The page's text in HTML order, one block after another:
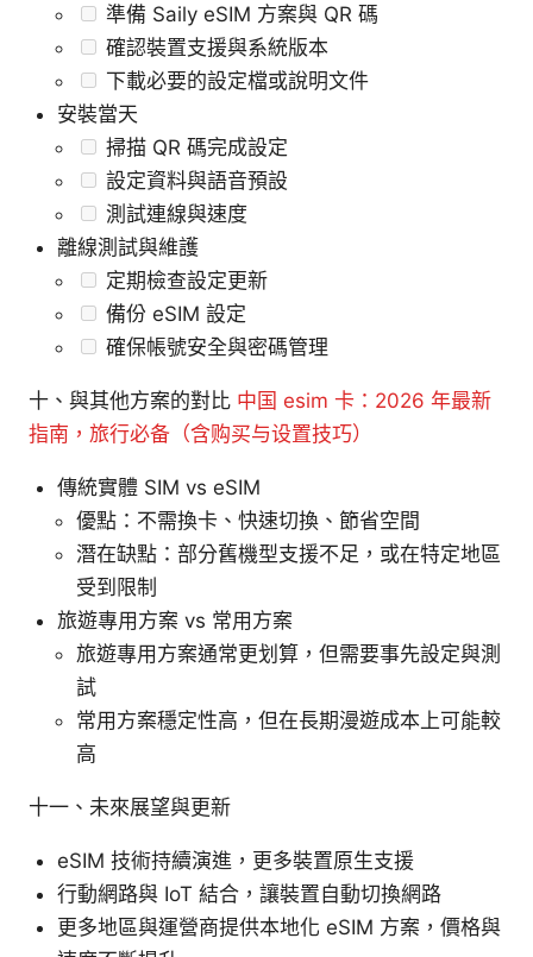
準備 Saily eSIM 方案與 QR 碼
確認裝置支援與系統版本
下載必要的設定檔或說明文件
安裝當天
掃描 QR 碼完成設定
設定資料與語音預設
測試連線與速度
離線測試與維護
定期檢查設定更新
備份 eSIM 設定
確保帳號安全與密碼管理
十、與其他方案的對比 中国 esim 卡：2026 年最新
指南，旅行必备（含购买与设置技巧）
傳統實體 SIM vs eSIM
優點：不需換卡、快速切換、節省空間
潛在缺點：部分舊機型支援不足，或在特定地區
受到限制
旅遊專用方案 vs 常用方案
旅遊專用方案通常更划算，但需要事先設定與測
試
常用方案穩定性高，但在長期漫遊成本上可能較
高
十一、未來展望與更新
eSIM 技術持續演進，更多裝置原生支援
行動網路與 IoT 結合，讓裝置自動切換網路
更多地區與運營商提供本地化 eSIM 方案，價格與